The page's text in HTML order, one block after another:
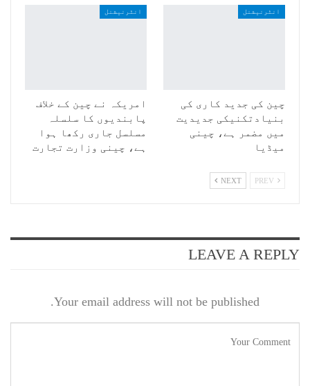
انٹرنیشنل
چین کی جدید کاری کی
بنیادتکنیکی جدیدیت
میں مضمر ہے، چینی
میڈیا
انٹرنیشنل
امریکہ نے چین کے خلاف
پابندیوں کا سلسلہ
مسلسل جاری رکھا ہوا
ہے، چینی وزارت تجارت
NEXT
LEAVE A REPLY
Your email address will not be published.